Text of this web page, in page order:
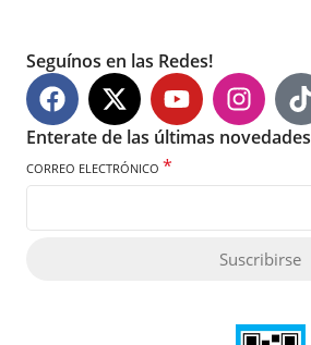
Seguínos en las Redes!
Enterate de las últimas novedades
CORREO ELECTRÓNICO *
Suscribirse